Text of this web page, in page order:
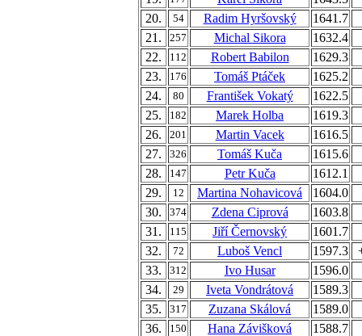
20.
54 Radim Hyršovský
1641.7
21.
257 Michal Sikora
1632.4
22.
112 Robert Babilon
1629.3
23.
176 Tomáš Ptáček
1625.2
24.
80 František Vokatý
1622.5
25.
182 Marek Holba
1619.3
26.
201 Martin Vacek
1616.5
27.
326 Tomáš Kuča
1615.6
28.
147 Petr Kuča
1612.1
29.
12 Martina Nohavicová
1604.0
30.
374 Zdena Ciprová
1603.8
31.
115 Jiří Černovský
1601.7
32.
72 Luboš Vencl 1597.3
33.
312 Ivo Husar
1596.0
34.
29 Iveta Vondrátová
1589.3
35.
317 Zuzana Skálová
1589.0
36.
150 Hana Závišková
1588.7